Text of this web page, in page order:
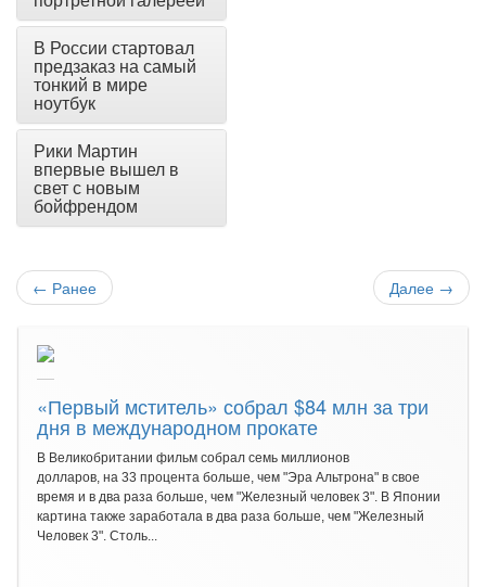
В России стартовал
предзаказ на самый
тонкий в мире
ноутбук
Рики Мартин
впервые вышел в
свет с новым
бойфрендом
← Ранее Далее →
«Первый мститель» собрал $84 млн за три
дня в международном прокате
В Великобритании фильм собрал семь миллионов
долларов, на 33 процента больше, чем "Эра Альтрона" в свое
время и в два раза больше, чем "Железный человек 3". В Японии
картина также заработала в два раза больше, чем "Железный
Человек 3". Столь...